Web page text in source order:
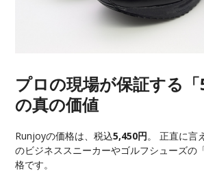
プロの現場が保証する「
の真の価値
Runjoyの価格は、税込5,450円。 正直に言
のビジネススニーカーやゴルフシューズの
格です。